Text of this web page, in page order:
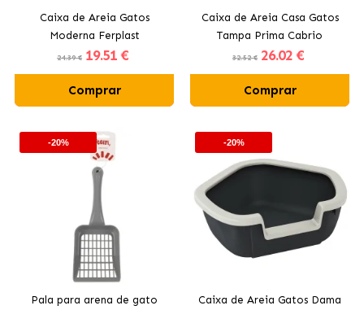
Caixa de Areia Gatos
Moderna Ferplast
24.39 € 19.51 €
Comprar
Caixa de Areia Casa Gatos
Tampa Prima Cabrio
Ferplast
32.52 € 26.02 €
Comprar
-20%
Pala para arena de gato
-20%
Caixa de Areia Gatos Dama